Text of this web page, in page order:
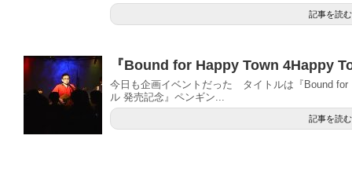
記事を読む
『Bound for Happy Town 4Happy
今日も企画イベントだった タイトルは『Bound for
ル 発売記念』ペンギン...
記事を読む